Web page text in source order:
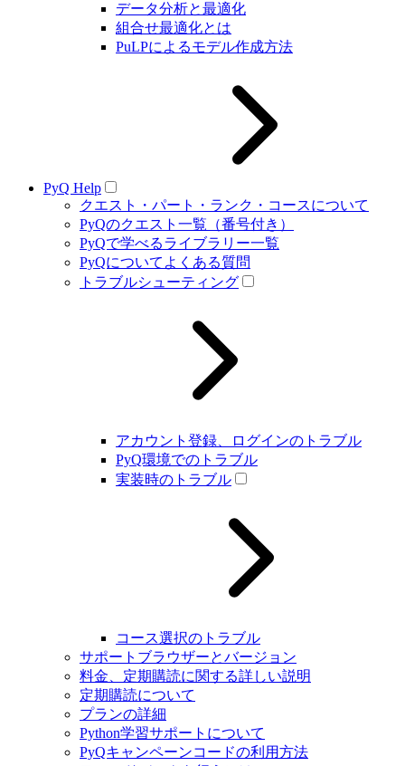
データ分析と最適化
組合せ最適化とは
PuLPによるモデル作成方法
PyQ Help
クエスト・パート・ランク・コースについて
PyQのクエスト一覧（番号付き）
PyQで学べるライブラリー一覧
PyQについてよくある質問
トラブルシューティング
アカウント登録、ログインのトラブル
PyQ環境でのトラブル
実装時のトラブル
コース選択のトラブル
サポートブラウザーとバージョン
料金、定期購読に関する詳しい説明
定期購読について
プランの詳細
Python学習サポートについて
PyQキャンペーンコードの利用方法